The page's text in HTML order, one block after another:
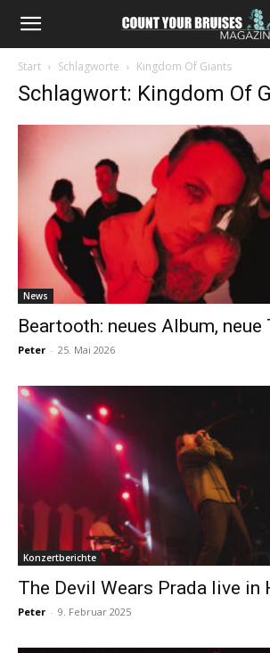
Start Schlagworte Kingdom Of Giants
Schlagwort: Kingdom Of
News
Beartooth: neues Album, neue
Peter - 25. Mai 2026
Konzertberichte
The Devil Wears Prada live in
Peter - 9. Februar 2025